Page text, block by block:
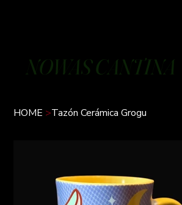
NOWAS CANTINA
HOME >Tazón Cerámica Grogu